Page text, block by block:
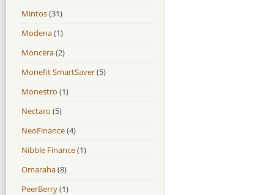
Mintos(31)
Modena(1)
Moncera(2)
Monefit SmartSaver(5)
Monestro (1)
Nectaro (5)
NeoFinance(4)
Nibble Finance(1)
Omaraha(8)
PeerBerry(1)